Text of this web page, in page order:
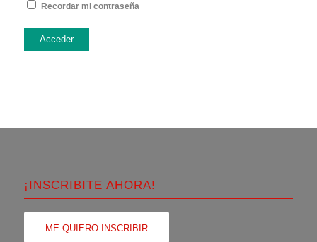
Recordar mi contraseña
Acceder
¡INSCRIBITE AHORA!
ME QUIERO INSCRIBIR